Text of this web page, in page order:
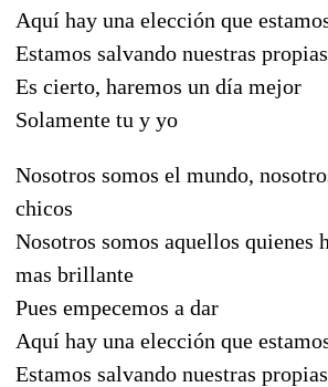
Aquí hay una elección que
Estamos salvando nuestras
Es cierto, haremos un día mejor
Solamente tu y yo
Nosotros somos el mundo,
chicos
Nosotros somos aquellos quienes
mas brillante
Pues empecemos a dar
Aquí hay una elección que
Estamos salvando nuestras